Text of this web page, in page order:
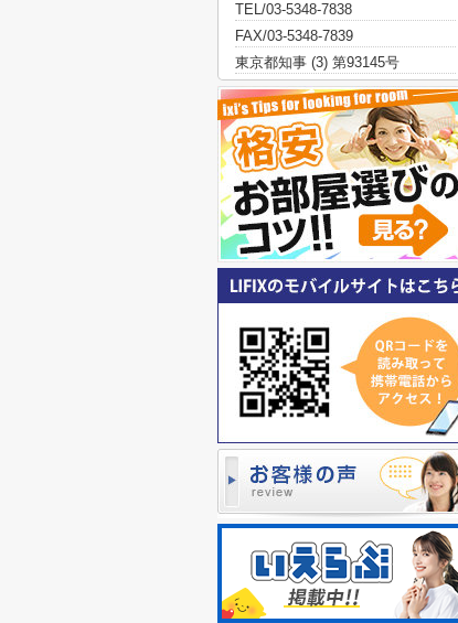
TEL/03-5348-7838
FAX/03-5348-7839
東京都知事 (3) 第93145号